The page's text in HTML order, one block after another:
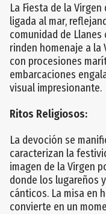
La Fiesta de la
ligada al mar,
comunidad de
rinden homenaje a la
con procesiones
embarcaciones
visual impresionante.
Ritos Religiosos:
La devoción se
caracterizan la
imagen de la Virgen
donde los lugareños
cánticos. La misa en
convierte en un